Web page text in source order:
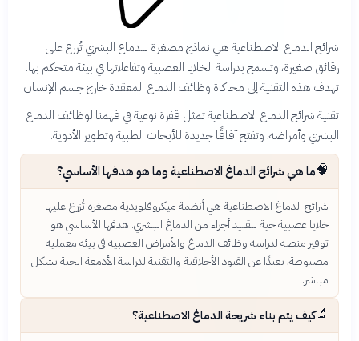
شرائح الدماغ الاصطناعية هي نماذج مصغرة للدماغ البشري تُزرع على
رقائق صغيرة، وتسمح بدراسة الخلايا العصبية وتفاعلاتها في بيئة متحكم بها.
تهدف هذه التقنية إلى محاكاة وظائف الدماغ المعقدة خارج جسم الإنسان.
تقنية شرائح الدماغ الاصطناعية تمثل قفزة نوعية في فهمنا لوظائف الدماغ
البشري وأمراضه، وتفتح آفاقًا جديدة للأبحاث الطبية وتطوير الأدوية.
🧠ما هي شرائح الدماغ الاصطناعية وما هو هدفها الأساسي؟
شرائح الدماغ الاصطناعية هي أنظمة ميكروفلويدية مصغرة تُزرع عليها
خلايا عصبية حية لتقليد أجزاء من الدماغ البشري. هدفها الأساسي هو
توفير منصة لدراسة وظائف الدماغ والأمراض العصبية في بيئة معملية
مضبوطة، بعيدًا عن القيود الأخلاقية والتقنية لدراسة الأدمغة الحية بشكل
مباشر.
🔬كيف يتم بناء شريحة الدماغ الاصطناعية؟